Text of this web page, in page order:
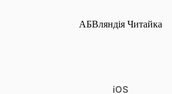
АБВляндія Читайка
iOS